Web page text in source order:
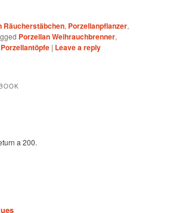
Räucherstäbchen, Porzellanpflanzer,
Porzellan Weihrauchbrenner,
Porzellantöpfe | Leave a reply
a 200.